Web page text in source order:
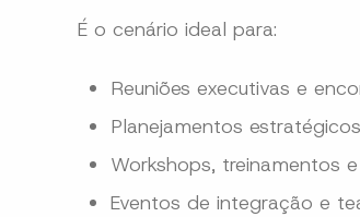
É o cenário ideal para:
Reuniões executivas e
Planejamentos
Workshops, treinamentos
Eventos de integração e